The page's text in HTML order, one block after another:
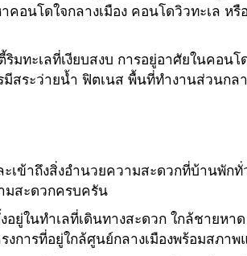
อนโดใจกลางเมือง คอนโดวิวทะเล ห
มทะเลที่เงียบสงบ การอยู่อาศัยในคอ
สระว่ายน้ำ ฟิตเนส พื้นที่ทำงานส่วนก
เข้าถึงสิ่งอำนวยความสะดวกที่บ้านพัก
มสะดวกครบครัน
ยู่ในทำเลที่เดินทางสะดวก ใกล้ชายห
การที่อยู่ใกล้ศูนย์กลางเมืองพร้อมสภา